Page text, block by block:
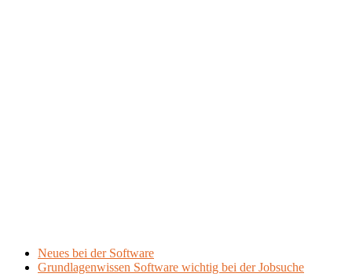
Neues bei der Software
Grundlagenwissen Software wichtig bei der Jobsuche